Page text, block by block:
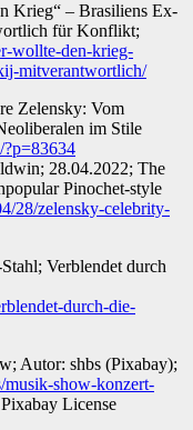
Krieg“ – Brasiliens Ex-
für Konflikt;
wollte-den-krieg-
mitverantwortlich/
Zelensky: Vom
im Stile
?p=83634
28.04.2022; The
Pinochet-style
28/zelensky-celebrity-
Verblendet durch
durch-die-
Autor: shbs (Pixabay);
musik-show-konzert-
License